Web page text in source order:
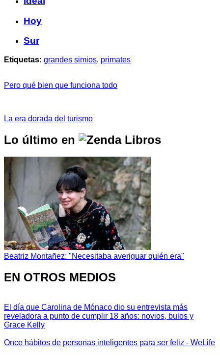
Hoy
Sur
Etiquetas: grandes simios, primates
Pero qué bien que funciona todo
La era dorada del turismo
Lo último en
Beatriz Montañez: "Necesitaba averiguar quién era"
EN OTROS MEDIOS
El día que Carolina de Mónaco dio su entrevista más
reveladora a punto de cumplir 18 años: novios, bulos y
Grace Kelly
Once hábitos de personas inteligentes para ser feliz - WeLife